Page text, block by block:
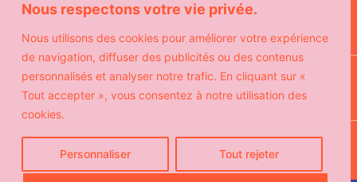
Nous respectons votre vie privée.
Nous utilisons des cookies pour améliorer votre expérience
de navigation, diffuser des publicités ou des contenus
personnalisés et analyser notre trafic. En cliquant sur «
Tout accepter », vous consentez à notre utilisation des
cookies.
Personnaliser Tout rejeter
Mentions légales